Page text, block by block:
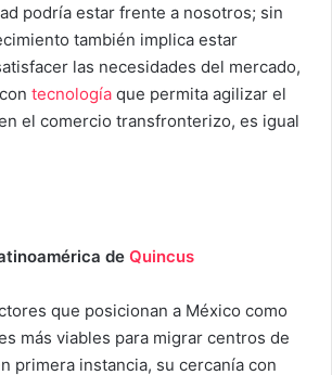
podría estar frente a nosotros; sin
también implica estar
las necesidades del mercado,
tecnología que permita agilizar el
el comercio transfronterizo, es igual
de Quincus
que posicionan a México como
más viables para migrar centros de
primera instancia, su cercanía con